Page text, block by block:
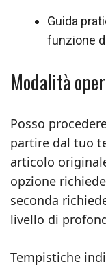
Guida
funzione
Modalità
Posso
partire dal tuo
articolo
opzione
seconda
livello di
Tempistiche